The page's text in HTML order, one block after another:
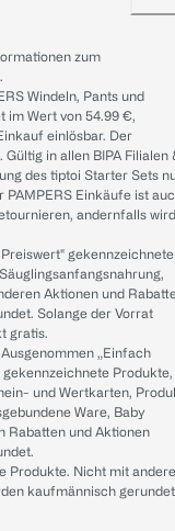
zum
Windeln, Pants und
im Wert von 54.99 €,
einlösbar. Der
in allen BIPA Filialen
des tiptoi Starter Sets
PAMPERS Einkäufe ist
andernfalls wird
gekennzeichnete
Aktionen und
Solange der Vorrat
gratis.
„Einfach
Produkte,
und Wertkarten,
Ware, Baby
Rabatten und Aktionen
Produkte. Nicht mit
kaufmännisch